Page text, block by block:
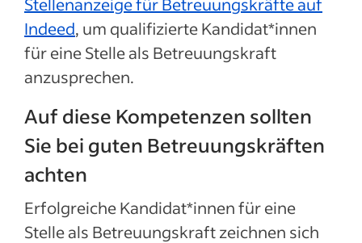
Indeed, um qualifizierte Kandidat*innen
für eine Stelle als Betreuungskraft
anzusprechen.
Auf diese Kompetenzen sollten
Sie bei guten Betreuungskräften
achten
Erfolgreiche Kandidat*innen für eine
Stelle als Betreuungskraft zeichnen sich